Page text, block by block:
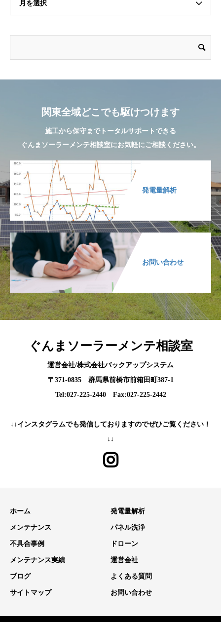
月を選択
関東全域どこでも駆けつけます
施工から保守までトータルサポートできる
ぐんまソーラーメンテ相談室にお気軽にご相談ください。
発電量解析
お問い合わせ
ぐんまソーラーメンテ相談室
運営会社/株式会社バックアップシステム
〒371-0835 群馬県前橋市前箱田町387-1
Tel:027-225-2440 Fax:027-225-2442
↓↓インスタグラムでも発信しておりますのでぜひご覧ください！
↓↓
ホーム 発電量解析
メンテナンス パネル洗浄
不具合事例 ドローン
メンテナンス実績 運営会社
ブログ よくある質問
サイトマップ お問い合わせ